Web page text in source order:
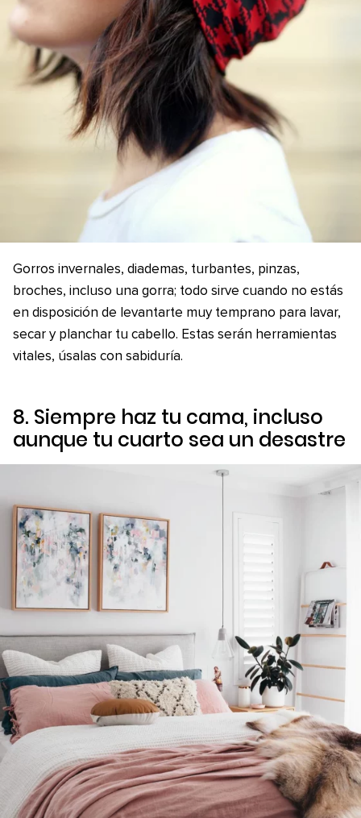
Gorros invernales, diademas, turbantes, pinzas,
broches, incluso una gorra; todo sirve cuando no estás
en disposición de levantarte muy temprano para lavar,
secar y planchar tu cabello. Estas serán herramientas
vitales, úsalas con sabiduría.
8. Siempre haz tu cama, incluso
aunque tu cuarto sea un desastre